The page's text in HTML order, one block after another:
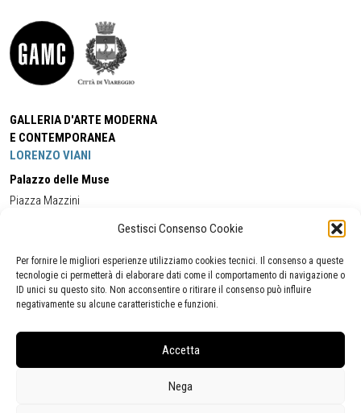
Gestisci Consenso Cookie
Per fornire le migliori esperienze utilizziamo cookies tecnici. Il consenso a queste
tecnologie ci permetterà di elaborare dati come il comportamento di navigazione o
ID unici su questo sito. Non acconsentire o ritirare il consenso può influire
negativamente su alcune caratteristiche e funzioni.
Accetta
Nega
GALLERIA D'ARTE MODERNA
E CONTEMPORANEA
LORENZO VIANI
Palazzo delle Muse
Piazza Mazzini
Cell:+39 338 5714978 (orario apertura Galleria)
Tel:
+39 0584 944580
(orario 09.00/13.00)
Email:gamc@comune.viareggio.lu.it
Segnalazione di inaccessibilità